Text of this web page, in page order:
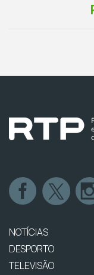
NOTÍCIAS
DESPORTO
TELEVISÃO